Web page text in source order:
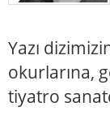
Yazı
okurlarına,
tiyatro